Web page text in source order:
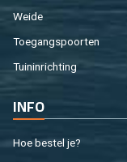
Weide
Toe­gangs­poor­ten
Tuin­in­rich­ting
INFO
Hoe be­stel je?